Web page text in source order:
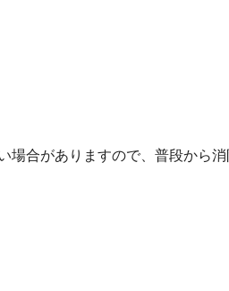
場合がありますので、普段から